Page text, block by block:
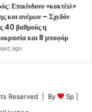
Επικίνδυνο «κοκτέιλ»
και ανέμων – Σχεδόν
40 βαθμούς η
και 8 μποφόρ
ago
Reserved | By Sp